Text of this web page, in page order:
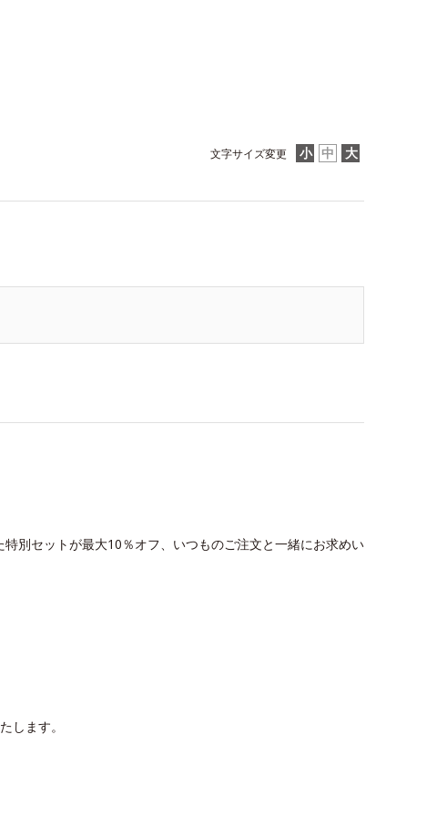
文字サイズ変更
別セットが最大10％オフ、いつものご注文と一緒にお求めい
します。